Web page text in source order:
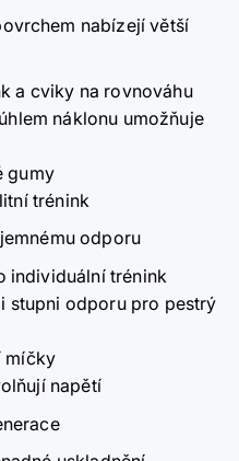
nabízejí větší
a cviky na rovnováhu
náklonu umožňuje
gumy
trénink
odporu
individuální trénink
stupni odporu pro pestrý
míčky
napětí